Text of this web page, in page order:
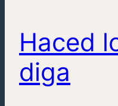
Haced
diga